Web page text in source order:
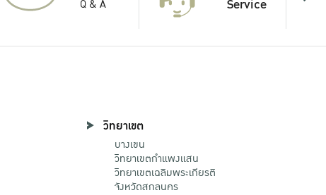
Q & A Service
วิทยาเขต
บางเขน
วิทยาเขตกําแพงแสน
วิทยาเขตเฉลิมพระเกียรติ
จังหวัดสกลนคร